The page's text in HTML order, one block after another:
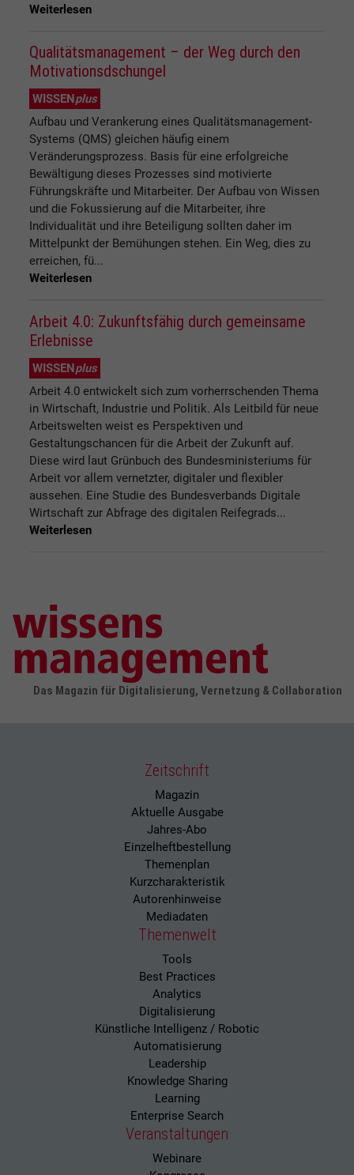
Weiterlesen
Qualitätsmanagement – der Weg durch den
Motivationsdschungel
WISSEN plus
Aufbau und Verankerung eines Qualitätsmanagement-
Systems (QMS) gleichen häufig einem
Veränderungsprozess. Basis für eine erfolgreiche
Bewältigung dieses Prozesses sind motivierte
Führungskräfte und Mitarbeiter. Der Aufbau von Wissen
und die Fokussierung auf die Mitarbeiter, ihre
Individualität und ihre Beteiligung sollten daher im
Mittelpunkt der Bemühungen stehen. Ein Weg, dies zu
erreichen, fü...
Weiterlesen
Arbeit 4.0: Zukunftsfähig durch gemeinsame
Erlebnisse
WISSENplus
Arbeit 4.0 entwickelt sich zum vorherrschenden Thema
in Wirtschaft, Industrie und Politik. Als Leitbild für neue
Arbeitswelten weist es Perspektiven und
Gestaltungschancen für die Arbeit der Zukunft auf.
Diese wird laut Grünbuch des Bundesministeriums für
Arbeit vor allem vernetzter, digitaler und flexibler
aussehen. Eine Studie des Bundesverbands Digitale
Wirtschaft zur Abfrage des digitalen Reifegrads...
Weiterlesen
Das Magazin für Digitalisierung, Vernetzung & Collaboration
Zeitschrift
Magazin
Aktuelle Ausgabe
Jahres-Abo
Einzelheftbestellung
Themenplan
Kurzcharakteristik
Autorenhinweise
Mediadaten
Themenwelt
Tools
Best Practices
Analytics
Digitalisierung
Künstliche Intelligenz / Robotic
Automatisierung
Leadership
Knowledge Sharing
Learning
Enterprise Search
Veranstaltungen
Webinare